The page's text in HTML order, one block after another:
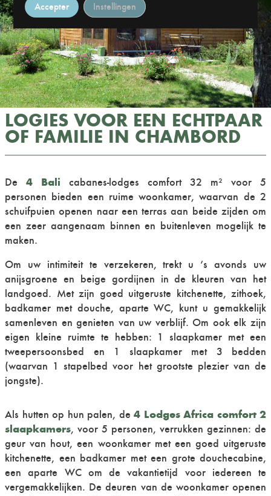
LOGIES VOOR EEN ECHTPAAR
OF FAMILIE IN CHAMBORD
De 4 Bali cabanes-lodges comfort 32 m² voor 5
personen bieden een ruime woonkamer, waarvan de 2
schuifpuien openen naar een terras aan beide zijden om
een zeer aangenaam binnen en buitenleven mogelijk te
maken.
Om uw intimiteit te verzekeren, trekt u ’s avonds uw
anijsgroene en beige gordijnen in de kleuren van het
landgoed. Met zijn goed uitgeruste kitchenette, zithoek,
badkamer met douche, aparte WC, kunt u gemakkelijk
samenleven en genieten van uw verblijf. Om ook elk zijn
eigen kleine ruimte te hebben: 1 slaapkamer met een
tweepersoonsbed en 1 slaapkamer met 3 bedden
(waarvan 1 stapelbed voor het grootste plezier van de
jongste).
Als hutten op hun palen, de 4 Lodges Africa comfort 2
slaapkamers, voor 5 personen, verrukken gezinnen: de
geur van hout, een woonkamer met een goed uitgeruste
kitchenette, een badkamer met een grote douchecabine,
een aparte WC om de vakantietijd voor iedereen te
vergemakkelijken. De deuren van de woonkamer openen
Accepter Instellingen